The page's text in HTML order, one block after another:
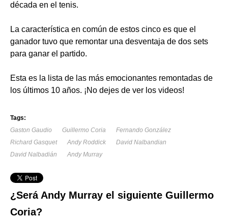
década en el tenis.
La característica en común de estos cinco es que el
ganador tuvo que remontar una desventaja de dos sets
para ganar el partido.
Esta es la lista de las más emocionantes remontadas de
los últimos 10 años. ¡No dejes de ver los videos!
Tags:
Gaston Gaudio
Guillermo Coria
Fernando González
Richard Gasquet
Andy Roddick
David Nalbandian
David Nalbadián
Andy Murray
¿Será Andy Murray el siguiente Guillermo
Coria?